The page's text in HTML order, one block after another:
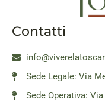
Contatti
Sede Legale: Via
Sede Operativa: